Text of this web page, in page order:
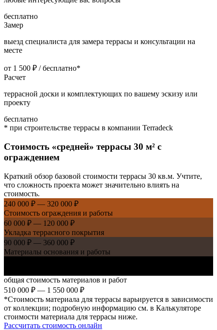
бесплатно
Замер
выезд специалиста для замера террасы и консультации на
месте
от 1 500 ₽ / бесплатно*
Расчет
террасной доски и комплектующих по вашему эскизу или
проекту
бесплатно
* при строительстве террасы в компании Terradeck
Стоимость «средней» террасы 30 м² с
ограждением
Краткий обзор базовой стоимости террасы 30 кв.м. Учтите,
что сложность проекта может значительно влиять на
стоимость.
240 000 ₽ — 320 000 ₽
Стоимость ограждения и работы
60 000 ₽ — 120 000 ₽
Укладка террасного покрытия
90 000 ₽ — 360 000 ₽
Материалы основания и работы
общая стоимость материалов и работ
510 000 ₽ — 1 550 000 ₽
*Стоимость материала для террасы варьируется в зависимости
от коллекции; подробную информацию см. в Калькуляторе
стоимости материала для террасы ниже.
Рассчитать стоимость онлайн